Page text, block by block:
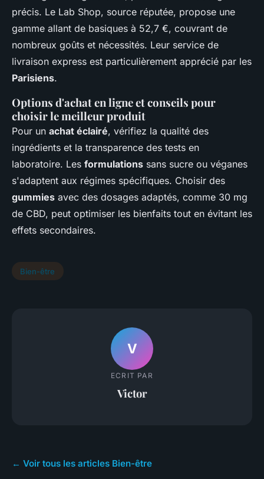
précis. Le Lab Shop, source réputée, propose une
gamme allant de basiques à 52,7 €, couvrant de
nombreux goûts et nécessités. Leur service de
livraison express est particulièrement apprécié par les
Parisiens.
Options d'achat en ligne et conseils pour
choisir le meilleur produit
Pour un achat éclairé, vérifiez la qualité des
ingrédients et la transparence des tests en
laboratoire. Les formulations sans sucre ou véganes
s'adaptent aux régimes spécifiques. Choisir des
gummies avec des dosages adaptés, comme 30 mg
de CBD, peut optimiser les bienfaits tout en évitant les
effets secondaires.
Bien-être
V
ECRIT PAR
Victor
← Voir tous les articles Bien-être